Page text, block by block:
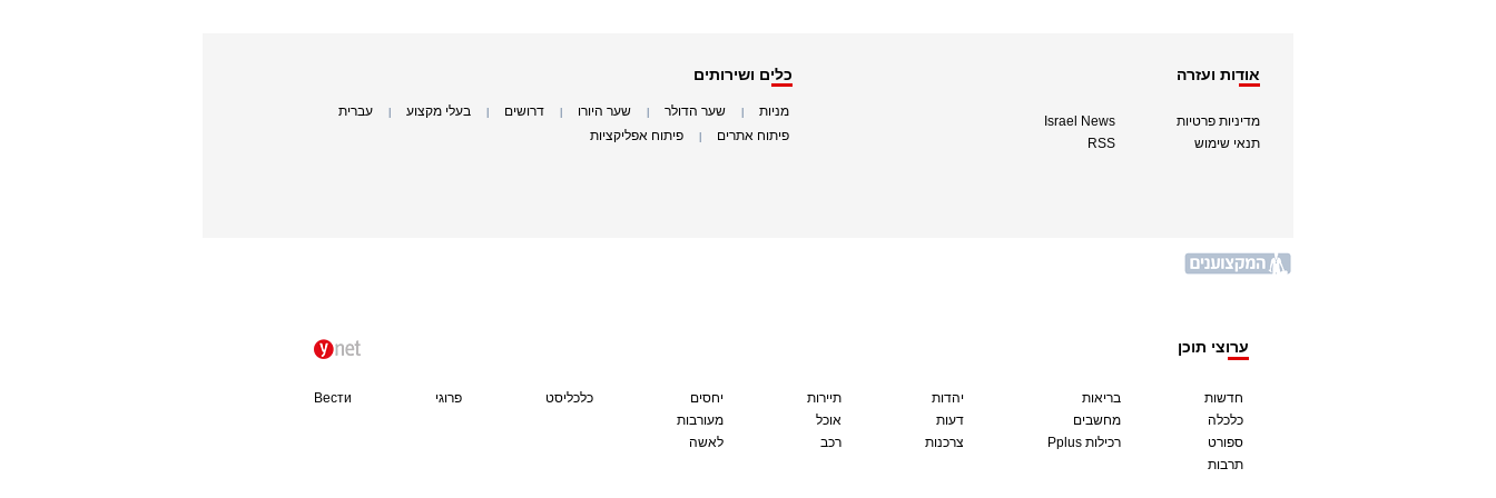
אודות ועזרה
מדיניות פרטיות
תנאי שימוש
Israel News
RSS
כלים ושירותים
מניות שער הדולר שער היורו דרושים בעלי מקצוע עברית
פיתוח אתרים פיתוח אפליקציות
ערוצי תוכן
חדשות
כלכלה
ספורט
תרבות
בריאות
מחשבים
Pplus רכילות
יהדות
דעות
צרכנות
תיירות
אוכל
רכב
יחסים
מעורבות
לאשה
כלכליסט פרוגי Вести